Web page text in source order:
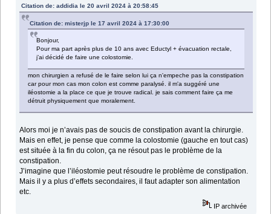
Citation de: addidia le 20 avril 2024 à 20:58:45
Citation de: misterjp le 17 avril 2024 à 17:30:00
Bonjour,
Pour ma part après plus de 10 ans avec Eductyl + évacuation rectale,
j’ai décidé de faire une colostomie.
mon chirurgien a refusé de le faire selon lui ça n'empeche pas la constipation
car pour mon cas mon colon est comme paralysé. il m'a suggéré une
iléostomie a la place ce que je trouve radical. je sais comment faire ça me
détruit physiquement que moralement.
Alors moi je n’avais pas de soucis de constipation avant la chirurgie.
Mais en effet, je pense que comme la colostomie (gauche en tout cas)
est située à la fin du colon, ça ne résout pas le problème de la
constipation.
J’imagine que l’iléostomie peut résoudre le problème de constipation.
Mais il y a plus d’effets secondaires, il faut adapter son alimentation
etc.
IP archivée